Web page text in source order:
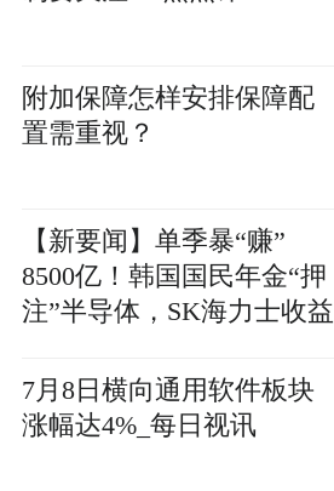
附加保障怎样安排保障配
置需重视？
【新要闻】单季暴“赚”
8500亿！韩国国民年金“押
注”半导体，SK海力士收益
7月8日横向通用软件板块
涨幅达4%_每日视讯